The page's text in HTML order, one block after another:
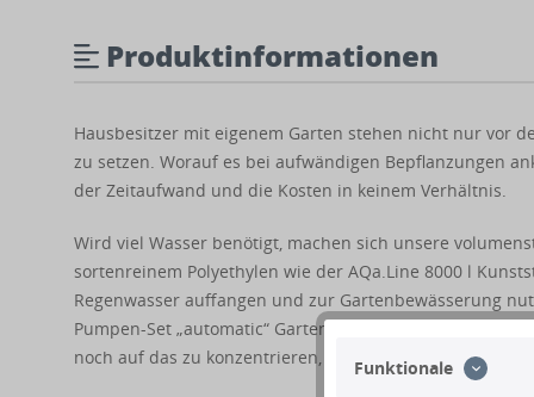
Produktinformationen
Hausbesitzer mit eigenem Garten stehen nicht nur vor
zu setzen. Worauf es bei aufwändigen Bepflanzungen
der Zeitaufwand und die Kosten in keinem Verhältnis.
Wird viel Wasser benötigt, machen sich unsere
sortenreinem Polyethylen wie der AQa.Line 8000 l
Regenwasser auffangen und zur Gartenbewässerung
Pumpen-Set „automatic“ Garten lässt sich die
noch auf das zu konzentrieren, was bei der
Funktionale